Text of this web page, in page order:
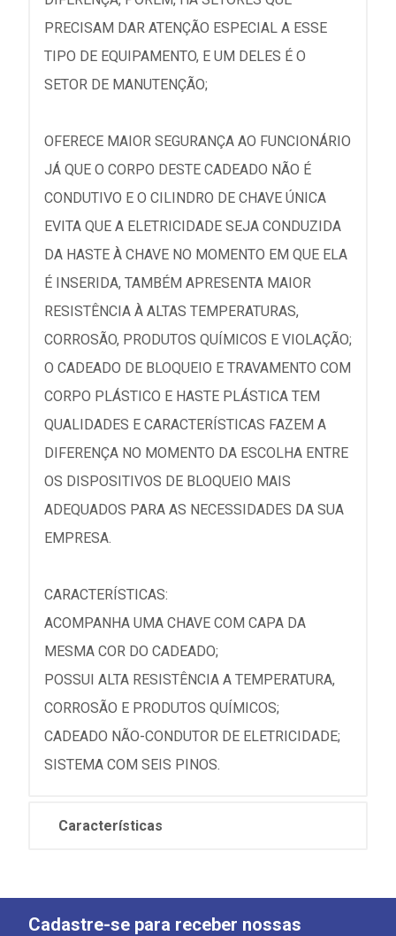
PRECISAM DAR ATENÇÃO ESPECIAL A ESSE
TIPO DE EQUIPAMENTO, E UM DELES É O
SETOR DE MANUTENÇÃO;
OFERECE MAIOR SEGURANÇA AO FUNCIONÁRIO
JÁ QUE O CORPO DESTE CADEADO NÃO É
CONDUTIVO E O CILINDRO DE CHAVE ÚNICA
EVITA QUE A ELETRICIDADE SEJA CONDUZIDA
DA HASTE À CHAVE NO MOMENTO EM QUE ELA
É INSERIDA, TAMBÉM APRESENTA MAIOR
RESISTÊNCIA À ALTAS TEMPERATURAS,
CORROSÃO, PRODUTOS QUÍMICOS E VIOLAÇÃO;
O CADEADO DE BLOQUEIO E TRAVAMENTO COM
CORPO PLÁSTICO E HASTE PLÁSTICA TEM
QUALIDADES E CARACTERÍSTICAS FAZEM A
DIFERENÇA NO MOMENTO DA ESCOLHA ENTRE
OS DISPOSITIVOS DE BLOQUEIO MAIS
ADEQUADOS PARA AS NECESSIDADES DA SUA
EMPRESA.
CARACTERÍSTICAS:
ACOMPANHA UMA CHAVE COM CAPA DA
MESMA COR DO CADEADO;
POSSUI ALTA RESISTÊNCIA A TEMPERATURA,
CORROSÃO E PRODUTOS QUÍMICOS;
CADEADO NÃO-CONDUTOR DE ELETRICIDADE;
SISTEMA COM SEIS PINOS.
Características
Cadastre-se para receber nossas